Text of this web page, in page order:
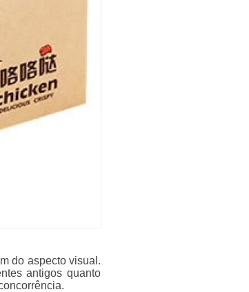
do aspecto visual.
antigos quanto